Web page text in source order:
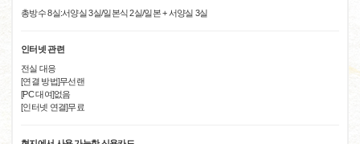
총방수 8실:서양실 3실/일본식 2실/일본 + 서양실 3실
인터넷 관련
전실 대응
[연결 방법]무선랜
[PC 대여]없음
[인터넷 연결]무료